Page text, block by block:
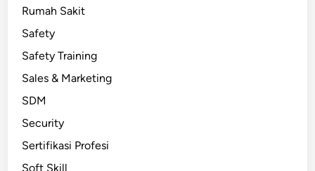
Rumah Sakit
Safety
Safety Training
Sales & Marketing
SDM
Security
Sertifikasi Profesi
Soft Skill